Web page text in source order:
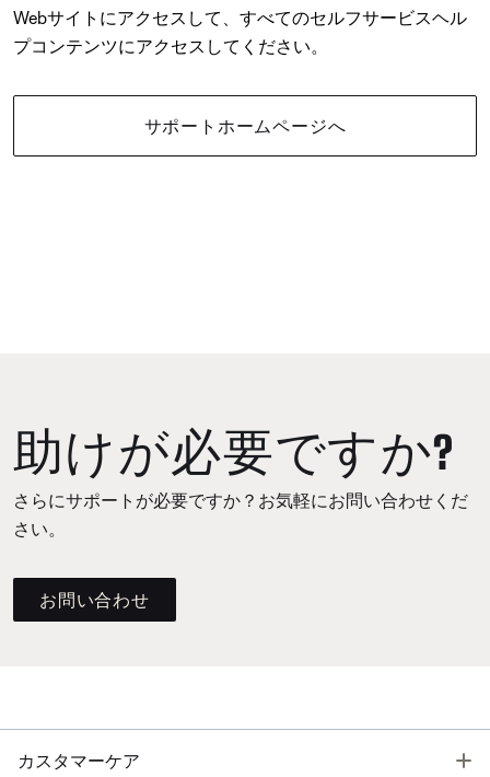
Webサイトにアクセスして、すべてのセルフサービスヘル
プコンテンツにアクセスしてください。
サポートホームページへ
助けが必要ですか?
さらにサポートが必要ですか？お気軽にお問い合わせくだ
さい。
お問い合わせ
カスタマーケア